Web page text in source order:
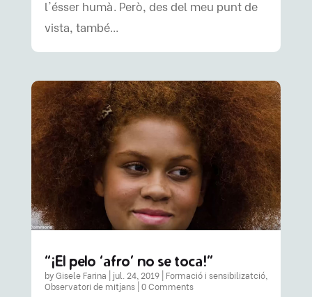
l'ésser humà. Però, des del meu punt de
vista, també...
“¡El pelo ‘afro’ no se toca!”
by Gisele Farina jul. 24, 2019| Formació i sensibilizatció,
Observatori de mitjans| 0 Comments